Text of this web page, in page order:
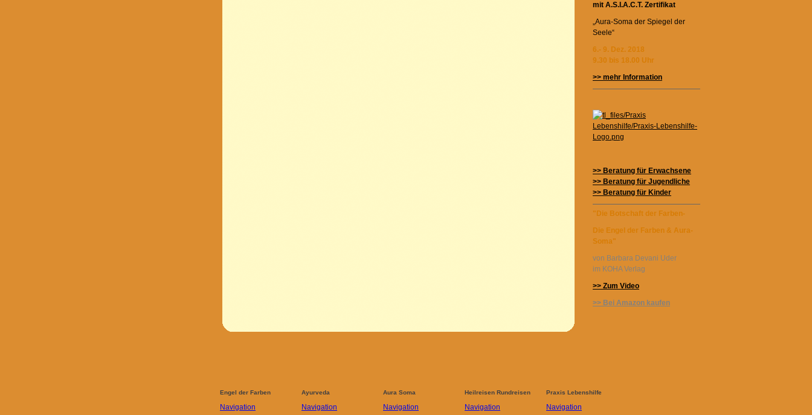
mit A.S.I.A.C.T. Zertifikat
„Aura-Soma der Spiegel der
Seele“
6.- 9. Dez. 2018
9.30 bis 18.00 Uhr
>> mehr Information
>> Beratung für Erwachsene
>> Beratung für Jugendliche
>> Beratung für Kinder
"Die Botschaft der Farben-
Die Engel der Farben & Aura-
Soma"
von Barbara Devani Uder
im KOHA Verlag
>> Zum Video
>> Bei Amazon kaufen
Engel der Farben
Navigation
Ayurveda
Navigation
Aura Soma
Navigation
Heilreisen Rundreisen
Navigation
Praxis Lebenshilfe
Navigation